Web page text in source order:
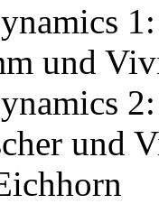
und
und